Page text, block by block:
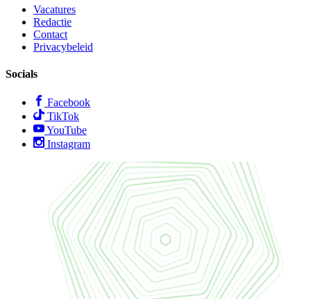
Vacatures
Redactie
Contact
Privacybeleid
Socials
Facebook
TikTok
YouTube
Instagram